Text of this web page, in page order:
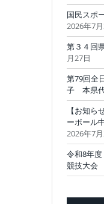
国民スポ
2026年7
第３４回
月27日
第79回全
子 本県
【お知
ーボール
2026年7
令和8年
競技大